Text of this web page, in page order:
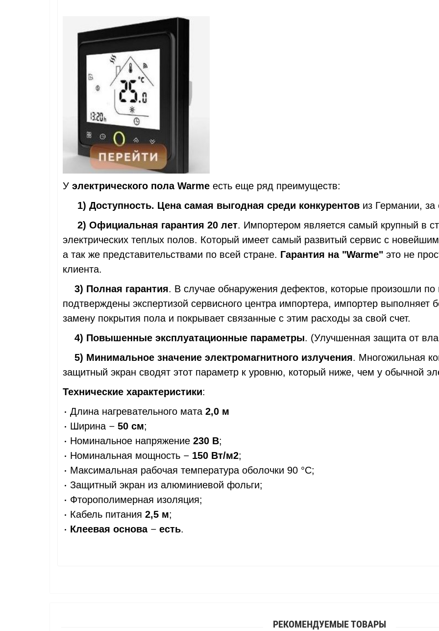
У электрического пола Warme есть еще ряд преимуществ:
1) Доступность. Цена самая выгодная среди конкурентов из Германии, за
2) Официальная гарантия 20 лет. Импортером является самый крупный в
электрических теплых полов. Который имеет самый развитый сервис с
а так же представительствами по всей стране. Гарантия на "Warme" это не
клиента.
3) Полная гарантия. В случае обнаружения дефектов, которые произошли по
подтверждены экспертизой сервисного центра импортера, импортер выполняет
замену покрытия пола и покрывает связанные с этим расходы за свой счет.
4) Повышенные эксплуатационные параметры. (Улучшенная защита от
5) Минимальное значение электромагнитного излучения. Многожильная
защитный экран сводят этот параметр к уровню, который ниже, чем у обычной
Технические характеристики:
Длина нагревательного мата 2,0 м
Ширина — 50 см;
Номинальное напряжение 230 В;
Номинальная мощность — 150 Вт/м2;
Максимальная рабочая температура оболочки 90 °C;
Защитный экран из алюминиевой фольги;
Фторополимерная изоляция;
Кабель питания 2,5 м;
Клеевая основа — есть.
РЕКОМЕНДУЕМЫЕ ТОВАРЫ